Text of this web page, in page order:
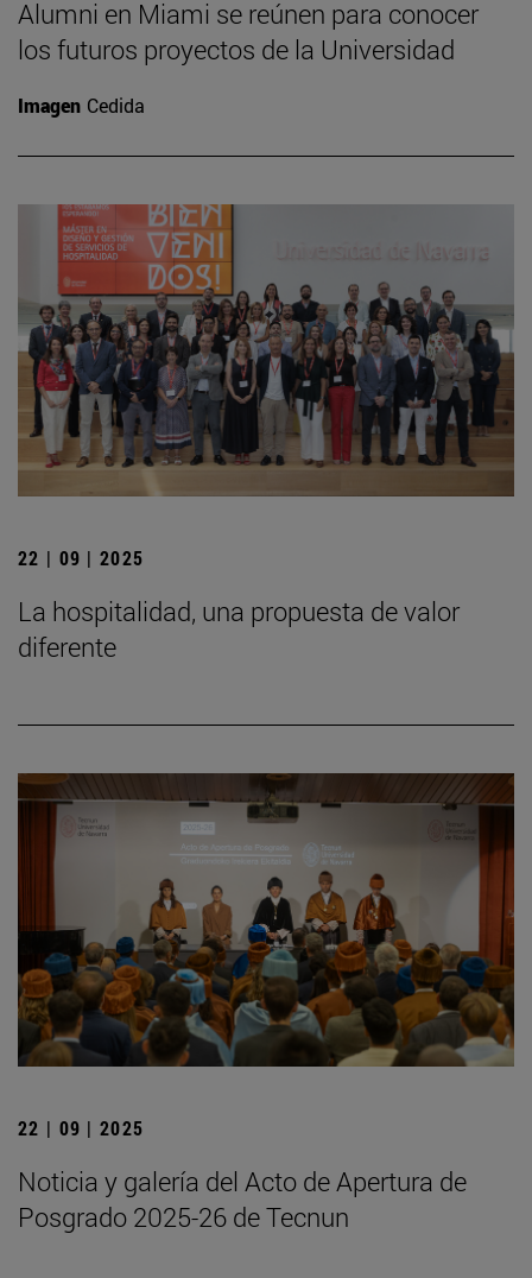
Alumni en Miami se reúnen para conocer
los futuros proyectos de la Universidad
Imagen Cedida
22 | 09 | 2025
La hospitalidad, una propuesta de valor
diferente
22 | 09 | 2025
Noticia y galería del Acto de Apertura de
Posgrado 2025-26 de Tecnun